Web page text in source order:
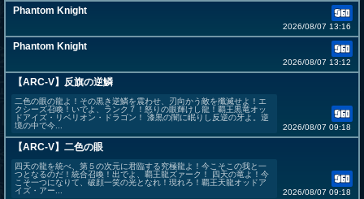
Phantom Knight
2026/08/07 13:16
Phantom Knight
2026/08/07 13:12
【ARC-V】反旗の逆鱗
二色の眼の龍よ！その黒き逆鱗を震わせ、刃向かう敵を殲滅せよ！エ
クシーズ召喚！いでよ、ランク７！怒りの眼輝けし龍！覇王黒竜オッ
ドアイズ・リベリオン・ドラゴン！ 漆黒の闇に眠りし反逆の牙よ。逆
境の中で今...
2026/08/07 09:18
【ARC-V】二色の眼
四天の龍を統べ、第５の次元に君臨する究極龍よ！今こそこの我と一
つとなるのだ！統合召喚！出でよ、覇王龍ズァーク！ 四天の竜よ！今
こそ一つになりて、破顔一笑の光となれ！現れろ！覇王天龍オッドア
イズ・アー...
2026/08/07 09:18